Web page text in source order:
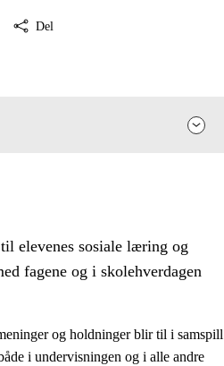
Del
elevenes sosiale læring og
fagene og i skolehverdagen
og holdninger blir til i samspill
i undervisningen og i alle andre